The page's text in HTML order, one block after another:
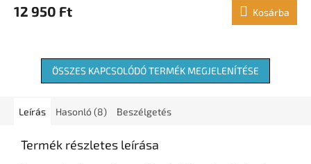
12 950 Ft Kosárba
ÖSSZES KAPCSOLÓDÓ TERMÉK MEGJELENÍTÉSE
Leírás Hasonló (8) Beszélgetés
Termék részletes leírása